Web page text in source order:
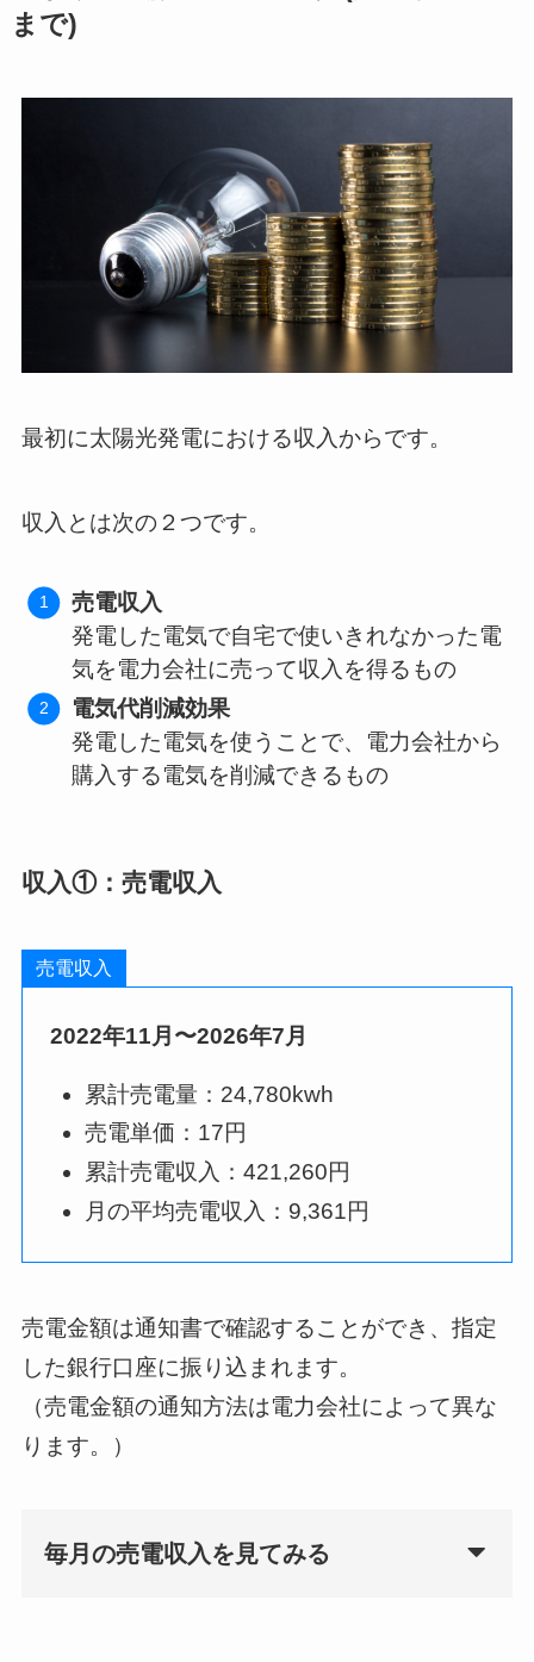
まで)
最初に太陽光発電における収入からです。
収入とは次の２つです。
売電収入
発電した電気で自宅で使いきれなかった電
気を電力会社に売って収入を得るもの
電気代削減効果
発電した電気を使うことで、電力会社から
購入する電気を削減できるもの
収入①：売電収入
売電収入
2022年11月〜2026年7月
累計売電量：24,780kwh
売電単価：17円
累計売電収入：421,260円
月の平均売電収入：9,361円
売電金額は通知書で確認することができ、指定
した銀行口座に振り込まれます。
（売電金額の通知方法は電力会社によって異な
ります。）
毎月の売電収入を見てみる